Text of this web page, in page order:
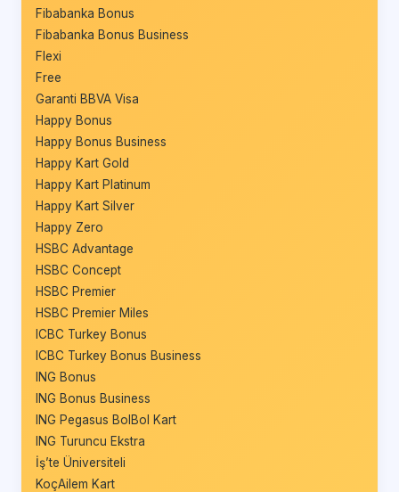
Fibabanka Bonus
Fibabanka Bonus Business
Flexi
Free
Garanti BBVA Visa
Happy Bonus
Happy Bonus Business
Happy Kart Gold
Happy Kart Platinum
Happy Kart Silver
Happy Zero
HSBC Advantage
HSBC Concept
HSBC Premier
HSBC Premier Miles
ICBC Turkey Bonus
ICBC Turkey Bonus Business
ING Bonus
ING Bonus Business
ING Pegasus BolBol Kart
ING Turuncu Ekstra
İş’te Üniversiteli
KoçAilem Kart